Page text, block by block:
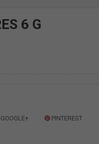
6 G
GOOGLE+ PINTEREST